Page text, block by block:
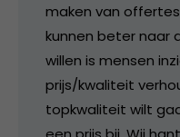
maken van offertes
kunnen beter naar
willen is mensen
prijs/kwaliteit
topkwaliteit wilt